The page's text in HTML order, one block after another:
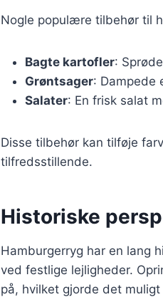
Nogle populære tilbehør til
Bagte kartofler:
Grøntsager: Dampede
Salater: En frisk salat
Disse tilbehør kan tilføje
tilfredsstillende.
Historiske
Hamburgerryg har en lang
ved festlige lejligheder.
på, hvilket gjorde det